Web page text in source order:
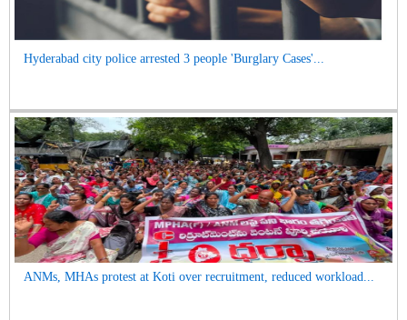
Hyderabad city police arrested 3 people 'Burglary Cases'...
ANMs, MHAs protest at Koti over recruitment, reduced workload...